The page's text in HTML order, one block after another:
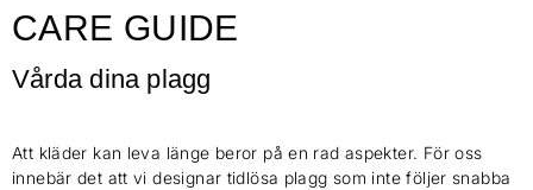
CARE GUIDE
Vårda dina plagg
Att kläder kan leva länge beror på en rad aspekter. För oss
innebär det att vi designar tidlösa plagg som inte följer snabba